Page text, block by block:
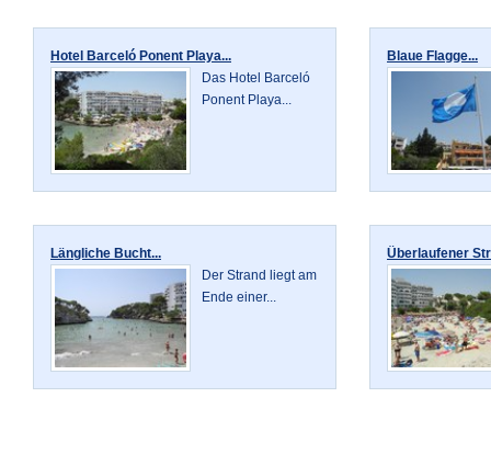
Hotel Barceló Ponent Playa...
Das Hotel Barceló
Ponent Playa...
Blaue Flagge...
Längliche Bucht...
Der Strand liegt am
Ende einer...
Überlaufener